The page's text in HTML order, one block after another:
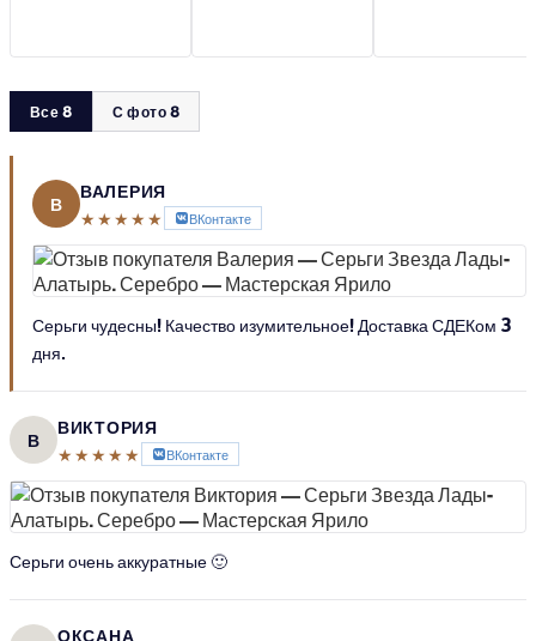
Все 8 С фото 8
В
ВАЛЕРИЯ
★★★★★
ВКонтакте
Серьги чудесны! Качество изумительное! Доставка СДЕКом 3
дня.
В
ВИКТОРИЯ
★★★★★
ВКонтакте
Серьги очень аккуратные 🙂
ОКСАНА